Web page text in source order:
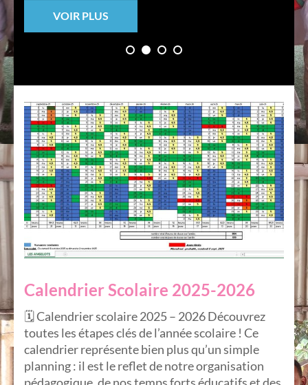
VOIR PLUS
Calendrier Scolaire 2025-2026
🗓️ Calendrier scolaire 2025 – 2026 Découvrez
toutes les étapes clés de l’année scolaire ! Ce
calendrier représente bien plus qu’un simple
planning : il est le reflet de notre organisation